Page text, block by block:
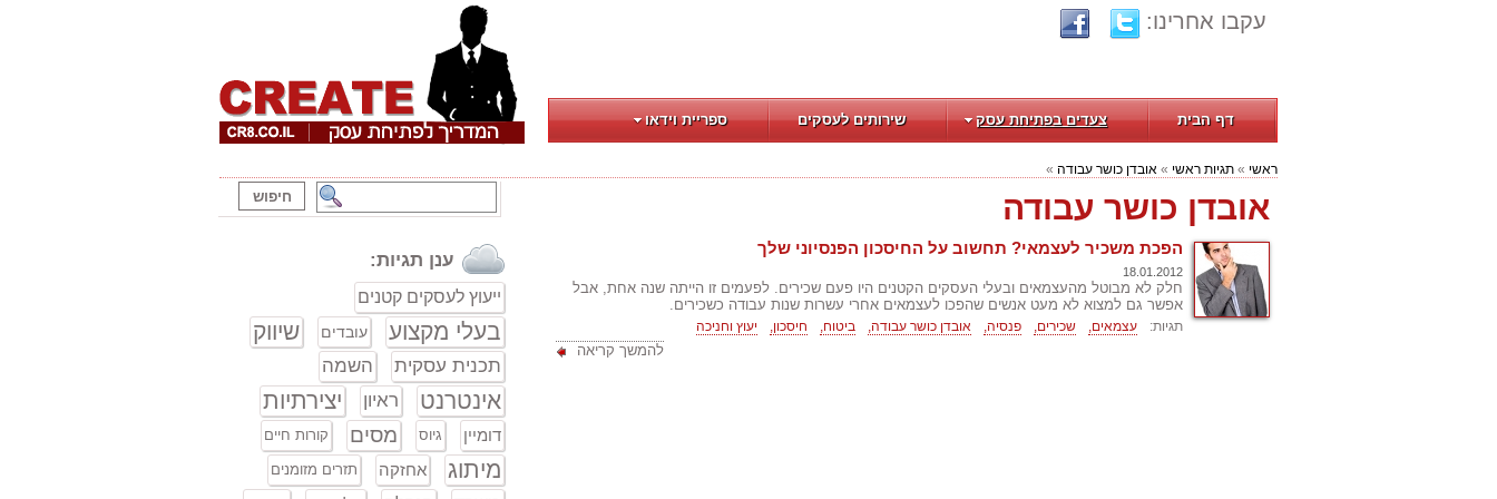
עקבו אחרינו:
דף הבית צעדים בפתיחת עסק שירותים לעסקים ספריית וידאו
ראשי » תגיות ראשי » אובדן כושר עבודה »
אובדן כושר עבודה
הפכת משכיר לעצמאי? תחשוב על החיסכון הפנסיוני שלך
18.01.2012
חלק לא מבוטל מהעצמאים ובעלי העסקים הקטנים היו פעם שכירים. לפעמים זו הייתה שנה אחת, אבל
אפשר גם למצוא לא מעט אנשים שהפכו לעצמאים אחרי עשרות שנות עבודה כשכירים.
תגיות: עצמאים, שכירים, פנסיה, אובדן כושר עבודה, ביטוח, חיסכון, יעוץ וחניכה
להמשך קריאה
ענן תגיות:
ייעוץ לעסקים קטנים
בעלי מקצוע עובדים שיווק
תכנית עסקית השמה
אינטרנט ראיון יצירתיות
דומיין גיוס מסים קורות חיים
מיתוג אחזקה תזרים מזומנים